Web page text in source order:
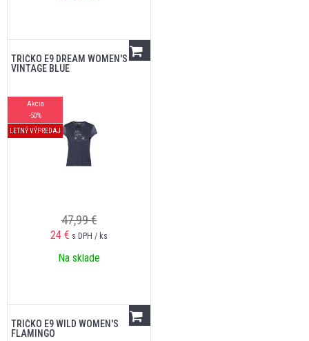
TRIČKO E9 DREAM WOMEN'S
VINTAGE BLUE
Akcia
-50%
LETNÝ VÝPREDAJ
47,99 €
24 € s DPH / ks
Na sklade
TRIČKO E9 WILD WOMEN'S
FLAMINGO